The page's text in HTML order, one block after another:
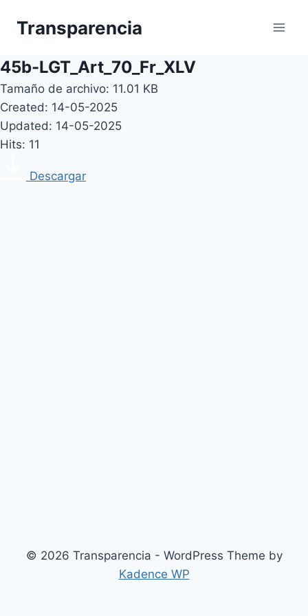
Transparencia
45b-LGT_Art_70_Fr_XLV
Tamaño de archivo: 11.01 KB
Created: 14-05-2025
Updated: 14-05-2025
Hits: 11
Descargar
© 2026 Transparencia - WordPress Theme by
Kadence WP